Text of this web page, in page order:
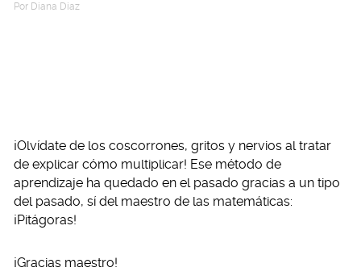
Por Diana Diaz
¡Olvídate de los coscorrones, gritos y nervios al tratar
de explicar cómo multiplicar! Ese método de
aprendizaje ha quedado en el pasado gracias a un tipo
del pasado, sí del maestro de las matemáticas:
¡Pitágoras!
¡Gracias maestro!